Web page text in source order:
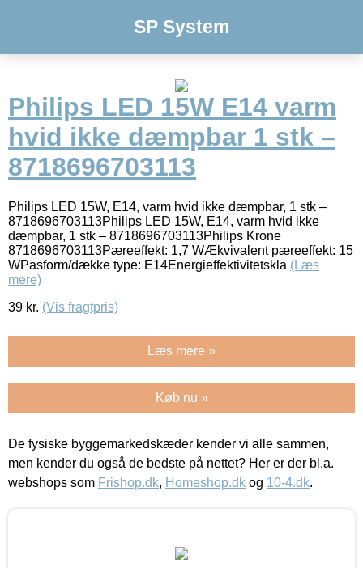
SP System
Philips LED 15W E14 varm
hvid ikke dæmpbar 1 stk –
8718696703113
Philips LED 15W, E14, varm hvid ikke dæmpbar, 1 stk –
8718696703113Philips LED 15W, E14, varm hvid ikke
dæmpbar, 1 stk – 8718696703113Philips Krone
8718696703113Pæreeffekt: 1,7 WÆkvivalent pæreeffekt: 15
WPasform/dække type: E14Energieffektivitetskla (Læs
mere)
39 kr. (Vis fragtpris)
Læs mere »
Køb nu »
De fysiske byggemarkedskæder kender vi alle sammen,
men kender du også de bedste på nettet? Her er der bl.a.
webshops som Frishop.dk, Homeshop.dk og 10-4.dk.